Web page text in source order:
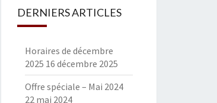
DERNIERS ARTICLES
Horaires de décembre
2025 16 décembre 2025
Offre spéciale – Mai 2024
22 mai 2024